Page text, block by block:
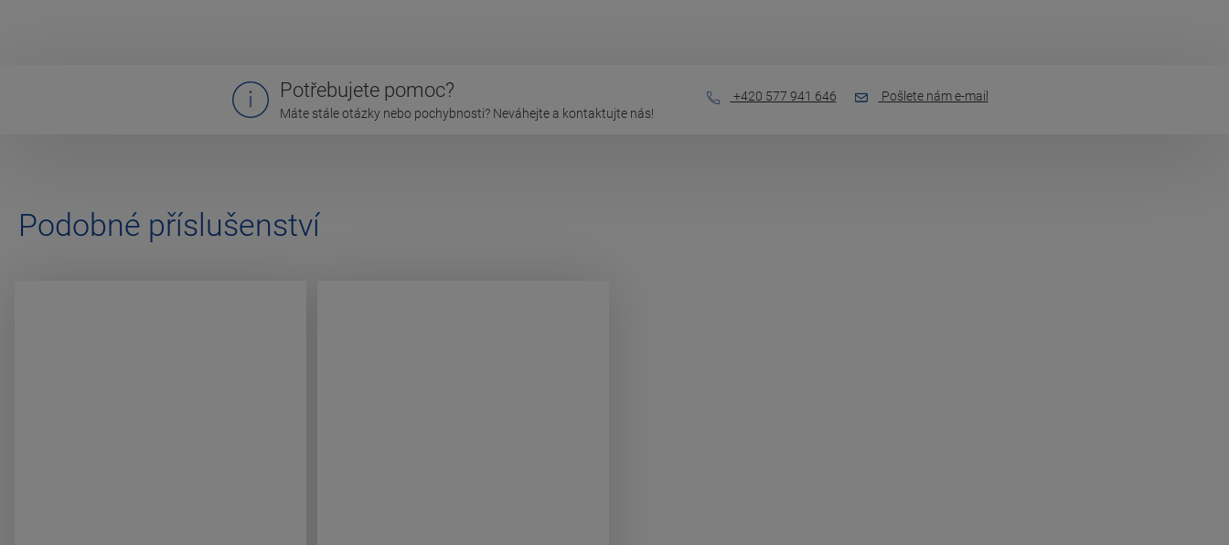
Potřebujete pomoc?
Máte stále otázky nebo pochybnosti? Neváhejte a kontaktujte nás!
+420 577 941 646 Pošlete nám e-mail
Podobné příslušenství